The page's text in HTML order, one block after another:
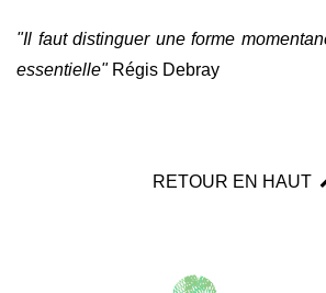
"Il faut distinguer une forme
essentielle"Régis Debray
RETOUR EN HAUT